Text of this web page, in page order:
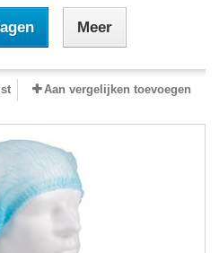
Meer
Aan vergelijken toevoegen